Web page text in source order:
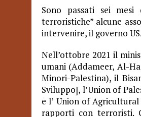
Sono passati sei
terroristiche” alcune
intervenire, il governo
Nell’ottobre 2021 il
umani (Addameer, Al-
Minori-Palestina), il
Sviluppo], l’Union of
e l’ Union of
rapporti con terroristi.